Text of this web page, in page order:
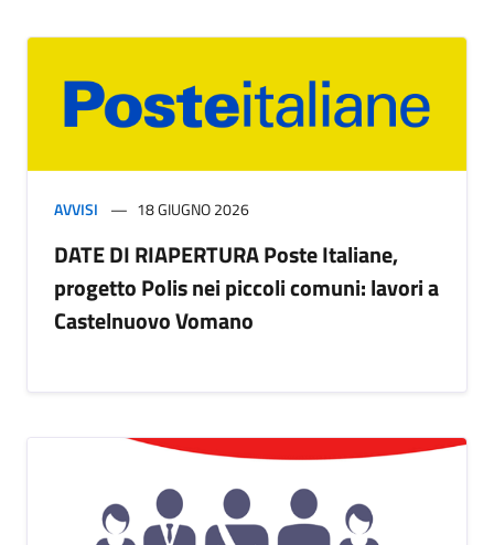
AVVISI 18 GIUGNO 2026
DATE DI RIAPERTURA Poste Italiane,
progetto Polis nei piccoli comuni: lavori a
Castelnuovo Vomano